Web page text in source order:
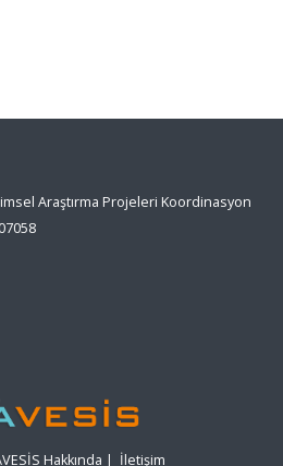
Araştırma Projeleri Koordinasyon
Hakkında | İletişim